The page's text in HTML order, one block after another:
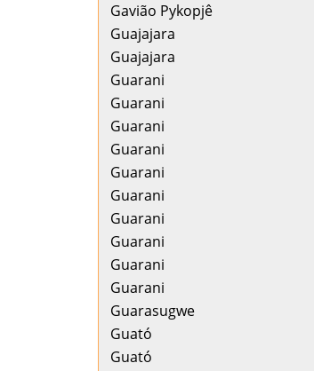
Gavião Pykopjê
Guajajara
Guajajara
Guarani
Guarani
Guarani
Guarani
Guarani
Guarani
Guarani
Guarani
Guarani
Guarani
Guarasugwe
Guató
Guató